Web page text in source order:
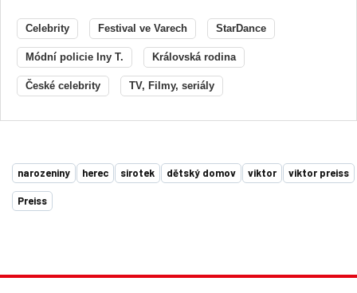
Celebrity Festival ve Varech StarDance
Módní policie Iny T. Královská rodina
České celebrity TV, Filmy, seriály
narozeniny herec sirotek dětský domov viktor viktor preiss
Preiss